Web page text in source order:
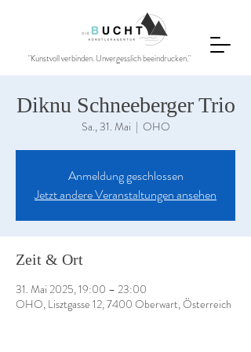
"Kunstvoll verbinden. Unvergesslich beeindrucken."
Diknu Schneeberger Trio
Sa., 31. Mai
  |
OHO
Anmeldung geschlossen
Jetzt andere Veranstaltungen ansehen
Zeit & Ort
31. Mai 2025, 19:00 – 23:00
OHO, Lisztgasse 12, 7400 Oberwart, Österreich